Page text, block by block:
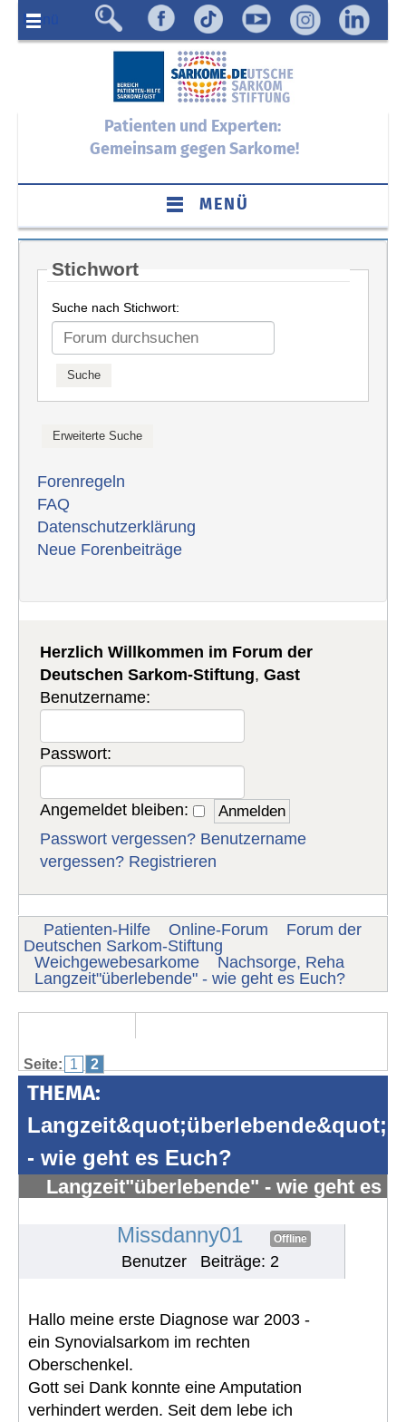
Menü
Patienten und Experten:
Gemeinsam gegen Sarkome!
MENÜ
Stichwort
Suche nach Stichwort:
Forenregeln
FAQ
Datenschutzerklärung
Neue Forenbeiträge
Herzlich Willkommen im Forum der
Deutschen Sarkom-Stiftung,Gast
Benutzername:
Passwort:
Angemeldet bleiben:
Passwort vergessen? Benutzername
vergessen? Registrieren
Patienten-Hilfe Online-Forum
Forum der
Deutschen Sarkom-Stiftung
Weichgewebesarkome
Nachsorge, Reha
Langzeit"überlebende" - wie geht es Euch?
Seite: 1 2
THEMA:
Langzeit&quot;überlebende&quot;
- wie geht es Euch?
Langzeit"überlebende" - wie geht es
Missdanny01 Offline
Benutzer Beiträge: 2
Hallo meine erste Diagnose war 2003 -
ein Synovialsarkom im rechten
Oberschenkel.
Gott sei Dank konnte eine Amputation
verhindert werden. Seit dem lebe ich